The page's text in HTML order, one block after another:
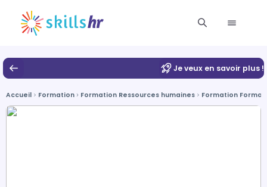
Je veux en savoir plus !
Accueil Formation Formation Ressources humaines Formation